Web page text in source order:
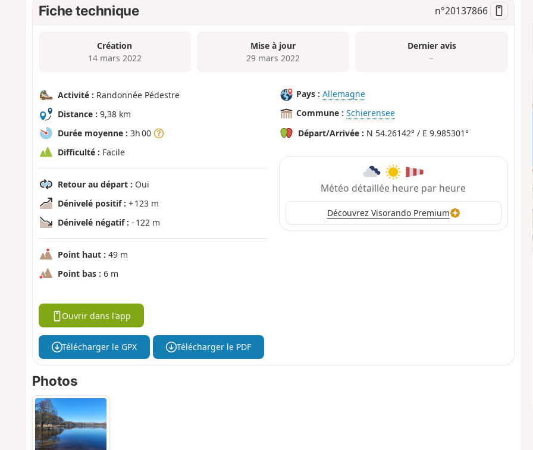
Fiche technique n°20137866
Création
14 mars 2022
Mise à jour
29 mars 2022
Dernier avis
–
Activité : Randonnée Pédestre
Distance : 9,38 km
Durée moyenne : 3h 00
Difficulté : Facile
Retour au départ : Oui
Dénivelé positif : + 123 m
Dénivelé négatif : - 122 m
Point haut : 49 m
Point bas : 6 m
Pays : Allemagne
Commune : Schierensee
Départ/Arrivée : N 54.26142° / E 9.985301°
Météo détaillée heure par heure
Découvrez Visorando Premium
Ouvrir dans l'app
Télécharger le GPX Télécharger le PDF
Photos